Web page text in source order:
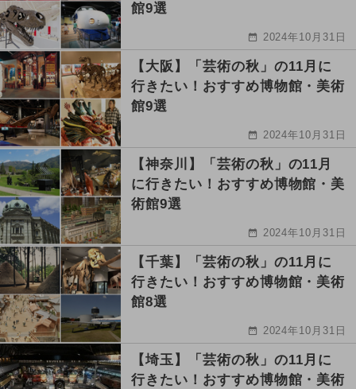
館9選
2024年10月31日
【大阪】「芸術の秋」の11月に
行きたい！おすすめ博物館・美術
館9選
2024年10月31日
【神奈川】「芸術の秋」の11月
に行きたい！おすすめ博物館・美
術館9選
2024年10月31日
【千葉】「芸術の秋」の11月に
行きたい！おすすめ博物館・美術
館8選
2024年10月31日
【埼玉】「芸術の秋」の11月に
行きたい！おすすめ博物館・美術